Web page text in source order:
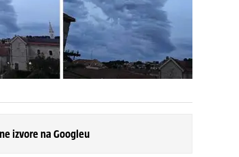
izvore na Googleu